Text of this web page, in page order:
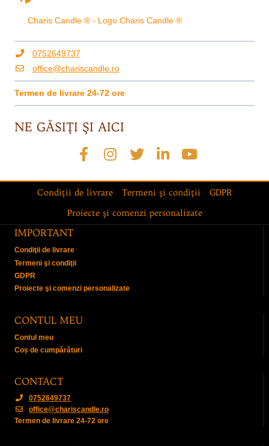
Charis Candle ® - Logo Charis Candle ®
0752649737
office@chariscandle.ro
Termen de livrare 24-72 ore
NE GĂSIŢI ŞI AICI
Condiţii de livrare Termeni şi condiţii
GDPR
Proiecte şi comenzi personalizate
IMPORTANT
Condiţii de livrare
Termeni şi condiţii
GDPR
Proiecte şi comenzi personalizate
CONTUL MEU
Contul meu
Coș de cumpărături
CONTACT
0752649737
office@chariscandle.ro
Termen de livrare 24-72 ore